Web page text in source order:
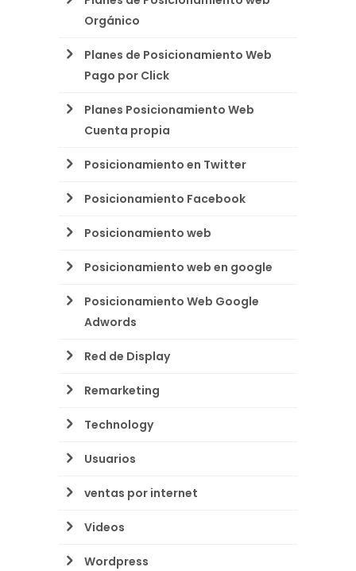
Orgánico
Planes de Posicionamiento Web
Pago por Click
Planes Posicionamiento Web
Cuenta propia
Posicionamiento en Twitter
Posicionamiento Facebook
Posicionamiento web
Posicionamiento web en google
Posicionamiento Web Google
Adwords
Red de Display
Remarketing
Technology
Usuarios
ventas por internet
Videos
Wordpress